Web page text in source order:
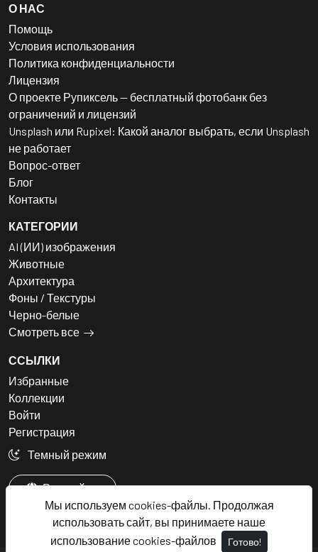
Мы используем cookies-файлы. Продолжая
использовать сайт, вы принимаете наше
использование cookies-файлов
Готово!
О НАС
Помощь
Условия использования
Политика конфиденциальности
Лицензия
О проекте Рупиксель — бесплатный фотобанк без
ограничений и лицензий
Unsplash или Rupixel: Какой аналог выбрать, если Unsplash
не работает
Вопрос-ответ
Блог
Контакты
КАТЕГОРИИ
AI (ИИ) изображения
Животные
Архитектура
Фоны / Текстуры
Черно-белые
Смотреть все
ССЫЛКИ
Избранные
Коллекции
Войти
Регистрация
Темный режим
Русский